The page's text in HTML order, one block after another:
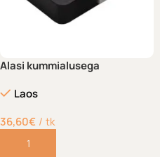
Alasi kummialusega
Laos
36,60€ tk
Lisa korvi